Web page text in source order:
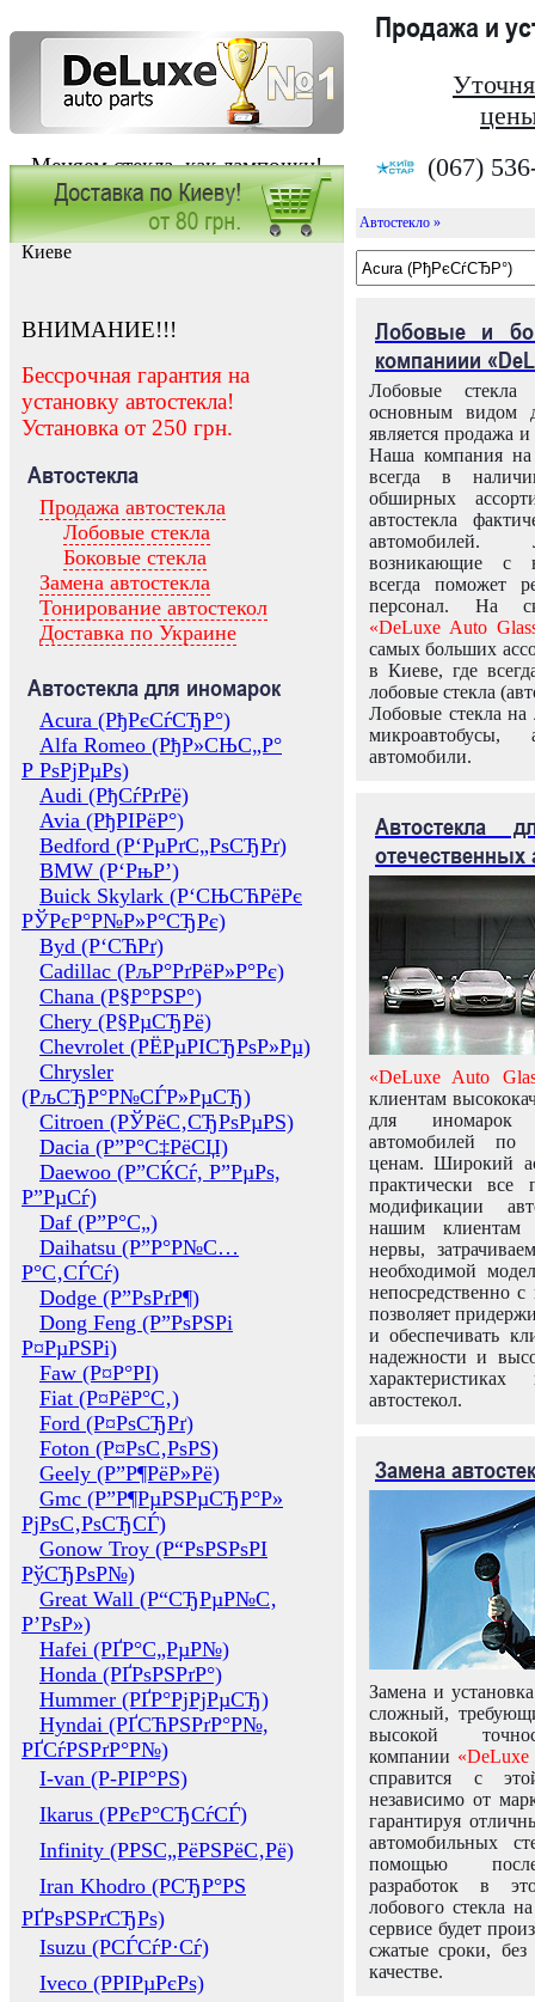
Меняем стекла, как лампочки!
Продажа и
(067)
Заказать установку автостекла в
Киеве
ВНИМАНИЕ!!!
Бессрочная гарантия на
установку автостекла!
Установка от 250 грн.
Автостекла
Продажа автостекла
Лобовые стекла
Боковые стекла
Замена автостекла
Тонирование автостекол
Доставка по Украине
Автостекла для иномарок
Acura (РђРєСѓСЂР°)
Alfa Romeo (РђР»СЊС„Р°
Р РѕРјРµРѕ)
Audi (РђСѓРґРё)
Avia (РђРІРёР°)
Bedford (Р‘РµРґС„РѕСЂРґ)
BMW (Р‘РњР’)
Buick Skylark (Р‘СЊСЋРёРє
РЎРєР°Р№Р»Р°СЂРє)
Byd (Р‘СЋРґ)
Cadillac (РљР°РґРёР»Р°Рє)
Chana (Р§Р°РЅР°)
Chery (Р§РµСЂРё)
Chevrolet (РЁРµРІСЂРѕР»Рµ)
Chrysler
(РљСЂР°Р№СЃР»РµСЂ)
Citroen (РЎРёС‚СЂРѕРµРЅ)
Dacia (Р”Р°С‡РёСЏ)
Daewoo (Р”СЌСѓ, Р”РµРѕ,
Р”РµСѓ)
Daf (Р”Р°С„)
Daihatsu (Р”Р°Р№С…
Р°С‚СЃСѓ)
Dodge (Р”РѕРґР¶)
Dong Feng (Р”РѕРЅРі
Р¤РµРЅРі)
Faw (Р¤Р°РІ)
Fiat (Р¤РёР°С‚)
Ford (Р¤РѕСЂРґ)
Foton (Р¤РѕС‚РѕРЅ)
Geely (Р”Р¶РёР»Рё)
Gmc (Р”Р¶РµРЅРµСЂР°Р»
РјРѕС‚РѕСЂСЃ)
Gonow Troy (Р“РѕРЅРѕРІ
РўСЂРѕР№)
Great Wall (Р“СЂРµР№С‚
Р’РѕР»)
Hafei (РҐР°С„РµР№)
Honda (РҐРѕРЅРґР°)
Hummer (РҐР°РјРјРµСЂ)
Hyndai (РҐСЋРЅРґР°Р№,
РҐСѓРЅРґР°Р№)
I-van (Р-РІР°РЅ)
Ikarus (РРєР°СЂСѓСЃ)
Infinity (РРЅС„РёРЅРёС‚Рё)
Iran Khodro (РСЂР°РЅ
РҐРѕРЅРґСЂРѕ)
Isuzu (РСЃСѓР·Сѓ)
Iveco (РРІРµРєРѕ)
Автостекло »
Лобовые и
компаниии
Лобовые
основным видом
является продажа и
Наша компания на
всегда в
обширных
автостекла
возникающие с
всегда поможет
персонал. На
«DeLuxe Auto
самых больших
в Киеве, где
лобовые стекла
Лобовые стекла на
микроавтобусы,
автомобили.
Автостекла
отечественных
«DeLuxe Auto
клиентам
для иномарок
автомобилей
ценам. Широкий
практически все
модификации
нашим клиентам
нервы,
необходимой
непосредственно
позволяет
и обеспечивать
надежности и
автостекол.
Замена
Замена и
сложный,
высокой
компании «DeLuxe
справится с
независимо от
гарантируя
автомобильных
помощью
разработок в
лобового стекла
сервисе будет
сжатые сроки,
качестве.